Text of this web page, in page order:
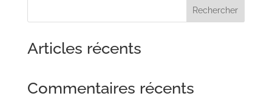
Rechercher
Articles récents
Commentaires récents